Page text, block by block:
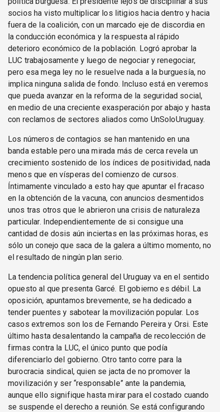
socios ha visto multiplicar los litigios hacia dentro y hacia
fuera de la coalición, con un marcado eje de discordia en
la conducción económica y la respuesta al rápido
deterioro económico de la población. Logró aprobar la
LUC trabajosamente y luego de negociar y renegociar,
pero esa mega ley no le resuelve nada a la burguesía, no
implica ninguna salida de fondo. Incluso está en veremos
que pueda avanzar en la reforma de la seguridad social,
en medio de una creciente exasperación por abajo y hasta
con reclamos de sectores aliados como UnSoloUruguay.
Los números de contagios se han mantenido en una
banda estable pero una mirada más de cerca revela un
crecimiento sostenido de los índices de positividad, nada
menos que en vísperas del comienzo de cursos.
Íntimamente vinculado a esto hay que apuntar el fracaso
en la obtención de la vacuna, con anuncios desmentidos
unos tras otros que le abrieron una crisis de naturaleza
particular. Independientemente de si consigue una
cantidad de dosis aún inciertas en las próximas horas, es
sólo un conejo que saca de la galera a último momento, no
el resultado de ningún plan serio.
La tendencia política general del Uruguay va en el sentido
opuesto al que presenta Garcé. El gobierno es débil. La
oposición, apuntamos brevemente, se ha dedicado a
tender puentes y sabotear la movilización popular. Los
casos extremos son los de Fernando Pereira y Orsi. Este
último hasta desalentando la campaña de recolección de
firmas contra la LUC, el único punto que podía
diferenciarlo del gobierno. Otro tanto corre para la
burocracia sindical, quien se jacta de no promover la
movilización y ser “responsable” ante la pandemia,
aunque ello signifique hasta mirar para el costado cuando
se suspende el derecho a reunión. Se está configurando